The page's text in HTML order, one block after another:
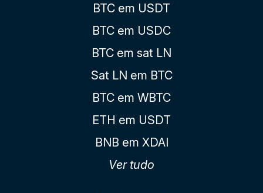
BTC em USDT
BTC em USDC
BTC em sat LN
Sat LN em BTC
BTC em WBTC
ETH em USDT
BNB em XDAI
Ver tudo